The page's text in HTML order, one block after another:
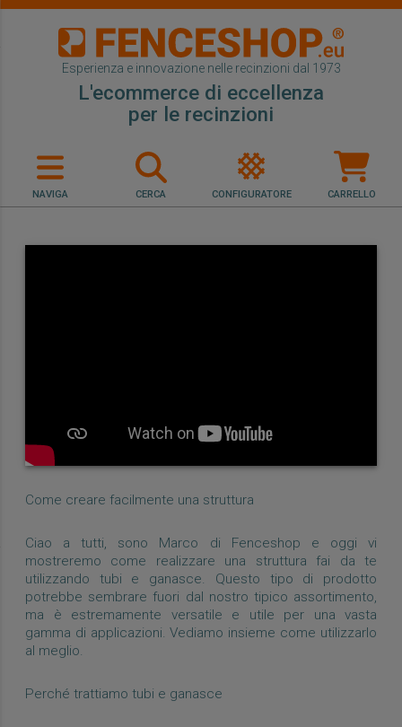
Esperienza e innovazione nelle recinzioni dal 1973
L'ecommerce di eccellenza
per le recinzioni
NAVIGA CERCA CONFIGURATORE CARRELLO
Come creare facilmente una struttura
Ciao a tutti, sono Marco di Fenceshop e oggi vi
mostreremo come realizzare una struttura fai da te
utilizzando tubi e ganasce. Questo tipo di prodotto
potrebbe sembrare fuori dal nostro tipico assortimento,
ma è estremamente versatile e utile per una vasta
gamma di applicazioni. Vediamo insieme come utilizzarlo
al meglio.
Perché trattiamo tubi e ganasce